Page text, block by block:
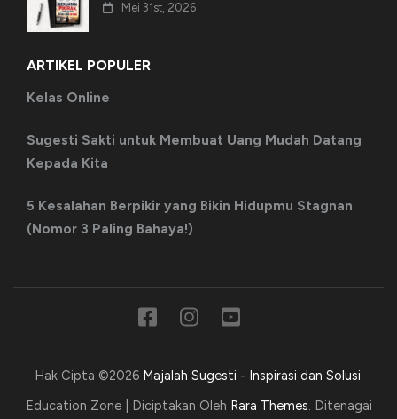
Mei 31st, 2026
ARTIKEL POPULER
Kelas Online
Sugesti Sakti untuk Membuat Uang Mudah Datang
Kepada Kita
5 Kesalahan Berpikir yang Bikin Hidupmu Stagnan
(Nomor 3 Paling Bahaya!)
Hak Cipta ©2026 Majalah Sugesti - Inspirasi dan Solusi.
Education Zone | Diciptakan Oleh Rara Themes. Ditenagai